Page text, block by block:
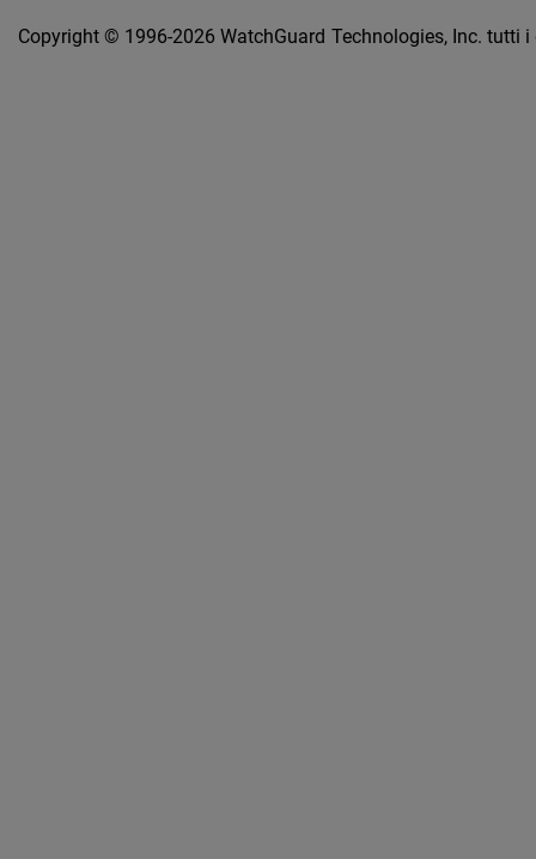
Copyright © 1996-2026 WatchGuard Technologies, Inc. tutti